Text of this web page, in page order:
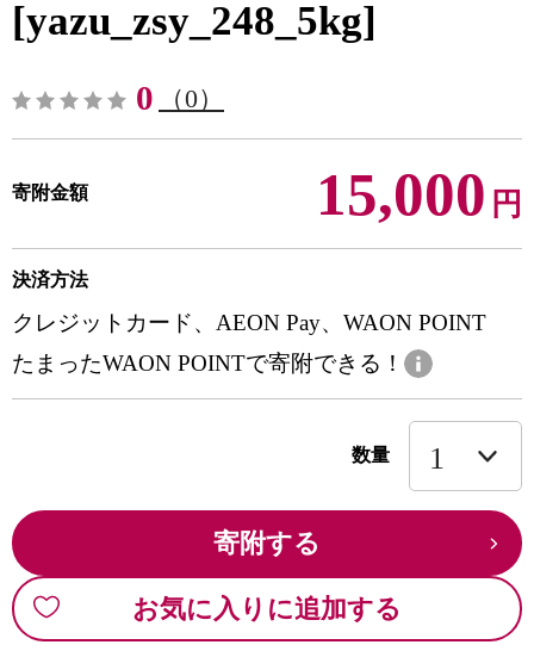
[yazu_zsy_248_5kg]
0 （0）
寄附金額 15,000 円
決済方法
クレジットカード、AEON Pay、WAON POINT
たまったWAON POINTで寄附できる！
数量
寄附する
お気に入りに追加する